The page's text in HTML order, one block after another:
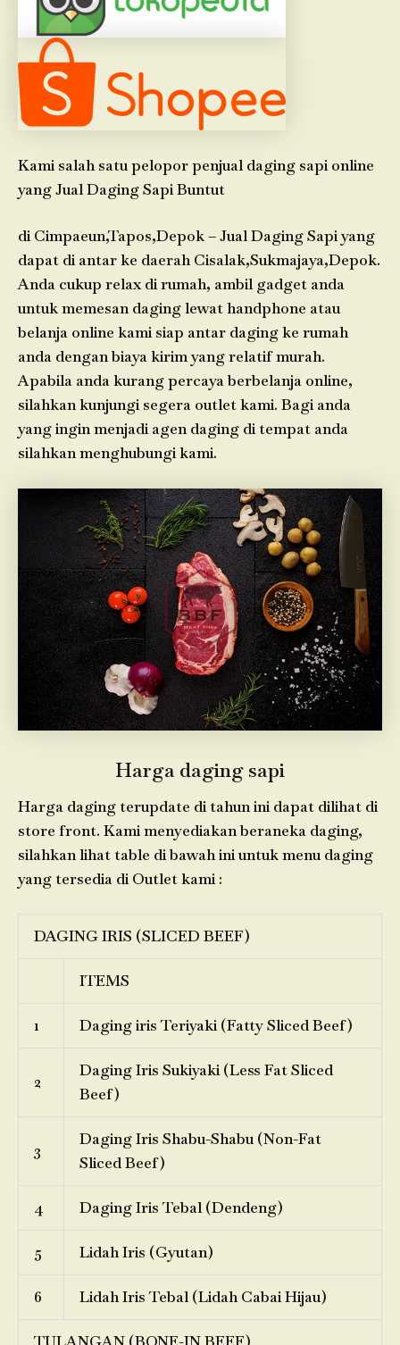
Kami salah satu pelopor penjual daging sapi online
yang Jual Daging Sapi Buntut
di Cimpaeun,Tapos,Depok – Jual Daging Sapi yang
dapat di antar ke daerah Cisalak,Sukmajaya,Depok.
Anda cukup relax di rumah, ambil gadget anda
untuk memesan daging lewat handphone atau
belanja online kami siap antar daging ke rumah
anda dengan biaya kirim yang relatif murah.
Apabila anda kurang percaya berbelanja online,
silahkan kunjungi segera outlet kami. Bagi anda
yang ingin menjadi agen daging di tempat anda
silahkan menghubungi kami.
Harga daging sapi
Harga daging terupdate di tahun ini dapat dilihat di
store front. Kami menyediakan beraneka daging,
silahkan lihat table di bawah ini untuk menu daging
yang tersedia di Outlet kami :
DAGING IRIS (SLICED BEEF)
ITEMS
1 Daging iris Teriyaki (Fatty Sliced Beef)
2
Daging Iris Sukiyaki (Less Fat Sliced
Beef)
3
Daging Iris Shabu-Shabu (Non-Fat
Sliced Beef)
4 Daging Iris Tebal (Dendeng)
5 Lidah Iris (Gyutan)
6 Lidah Iris Tebal (Lidah Cabai Hijau)